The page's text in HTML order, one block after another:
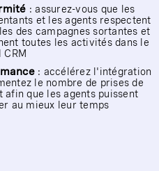
: assurez-vous que les
et les agents respectent
des campagnes sortantes et
toutes les activités dans le
CRM
: accélérez l'intégration
le nombre de prises de
afin que les agents puissent
au mieux leur temps